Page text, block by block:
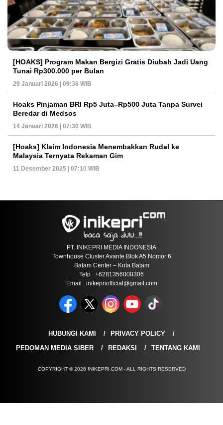
[HOAKS] Program Makan Bergizi Gratis Diubah Jadi Uang
Tunai Rp300.000 per Bulan
29 Januari 2026 | 09:36 WIB
Hoaks Pinjaman BRI Rp5 Juta–Rp500 Juta Tanpa Survei
Beredar di Medsos
14 Januari 2026 | 07:30 WIB
[Hoaks] Klaim Indonesia Menembakkan Rudal ke
Malaysia Ternyata Rekaman Gim
11 Desember 2025 | 07:10 WIB
PT. INIKEPRI MEDIA INDONESIA
Townhouse Cluster Avante Blok A5 Nomor 6
Batam Center – Kota Batam
Telp : +6281356000306
Email : inikepriofficial@gmail.com
HUBUNGI KAMI
PRIVACY POLICY
PEDOMAN MEDIA SIBER
REDAKSI TENTANG KAMI
COPYRIGHT © 2026 INIKEPRI.COM - ALL RIGHTS RESERVED